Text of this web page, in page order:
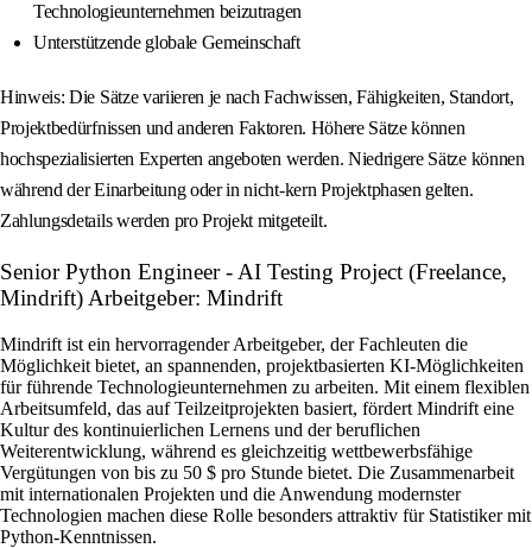
Technologieunternehmen beizutragen
Unterstützende globale Gemeinschaft
Hinweis: Die Sätze variieren je nach Fachwissen, Fähigkeiten, Standort,
Projektbedürfnissen und anderen Faktoren. Höhere Sätze können
hochspezialisierten Experten angeboten werden. Niedrigere Sätze können
während der Einarbeitung oder in nicht-kern Projektphasen gelten.
Zahlungsdetails werden pro Projekt mitgeteilt.
Senior Python Engineer - AI Testing Project (Freelance,
Mindrift) Arbeitgeber: Mindrift
Mindrift ist ein hervorragender Arbeitgeber, der Fachleuten die
Möglichkeit bietet, an spannenden, projektbasierten KI-Möglichkeiten
für führende Technologieunternehmen zu arbeiten. Mit einem flexiblen
Arbeitsumfeld, das auf Teilzeitprojekten basiert, fördert Mindrift eine
Kultur des kontinuierlichen Lernens und der beruflichen
Weiterentwicklung, während es gleichzeitig wettbewerbsfähige
Vergütungen von bis zu 50 $ pro Stunde bietet. Die Zusammenarbeit
mit internationalen Projekten und die Anwendung modernster
Technologien machen diese Rolle besonders attraktiv für Statistiker mit
Python-Kenntnissen.